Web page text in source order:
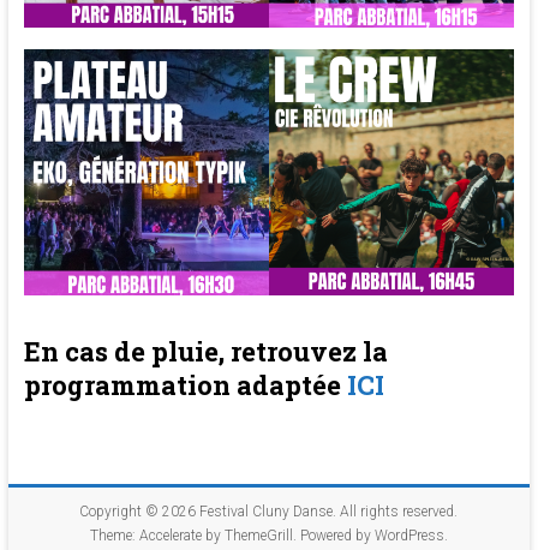
En cas de pluie, retrouvez la
programmation adaptée ICI
Copyright © 2026 Festival Cluny Danse . All rights reserved.
Theme: Accelerateby ThemeGrill. Powered by WordPress